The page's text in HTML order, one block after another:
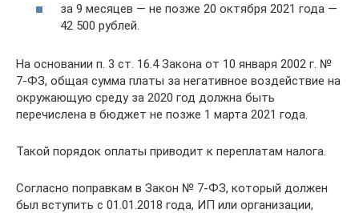
за 9 месяцев — не позже 20 октября 2021 года —
42 500 рублей.
На основании п. 3 ст. 16.4 Закона от 10 января 2002 г. №
7-ФЗ, общая сумма платы за негативное воздействие на
окружающую среду за 2020 год должна быть
перечислена в бюджет не позже 1 марта 2021 года.
Такой порядок оплаты приводит к переплатам налога.
Согласно поправкам в Закон № 7-ФЗ, который должен
был вступить с 01.01.2018 года, ИП или организации,